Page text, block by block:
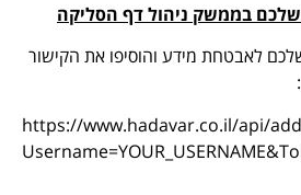
לאבטחת מידע והוסיפו את הקישור
https://www.hadavar.co.il/api/